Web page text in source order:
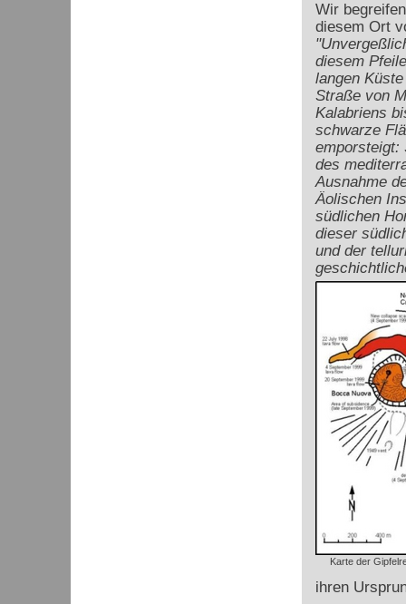
Wir
diesem Ort
diesem
langen
Straße von
Kalabriens
schwarze
emporsteigt:
des
Ausnahme
Äolischen
südlichen
dieser
und der
Karte der
ihren